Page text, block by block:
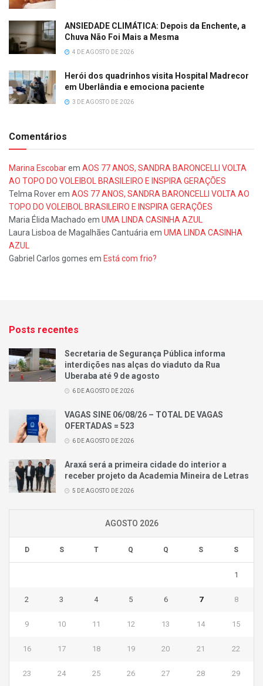
ANSIEDADE CLIMÁTICA: Depois da Enchente, a
Chuva Não Foi Mais a Mesma
4 DE AGOSTO DE 2026
Herói dos quadrinhos visita Hospital Madrecor
em Uberlândia e emociona paciente
3 DE AGOSTO DE 2026
Comentários
Marina Escobarem AOS 77 ANOS, SANDRA BARONCELLI VOLTA
AO TOPO DO VOLEIBOL BRASILEIRO E INSPIRA GERAÇÕES
Telma Roverem AOS 77 ANOS, SANDRA BARONCELLI VOLTA AO
TOPO DO VOLEIBOL BRASILEIRO E INSPIRA GERAÇÕES
Maria Élida Machado em UMA LINDA CASINHA AZUL
Laura Lisboa de Magalhães Cantuária em UMA LINDA CASINHA
AZUL
Gabriel Carlos gomes em Está com frio?
Posts recentes
Secretaria de Segurança Pública informa
interdições nas alças do viaduto da Rua
Uberaba até 9 de agosto
6 DE AGOSTO DE 2026
VAGAS SINE 06/08/26 – TOTAL DE VAGAS
OFERTADAS = 523
6 DE AGOSTO DE 2026
Araxá será a primeira cidade do interior a
receber projeto da Academia Mineira de Letras
5 DE AGOSTO DE 2026
AGOSTO 2026
D S T Q Q S S
1
2 3 4 5 6 7 8
9 10 11 12 13 14 15
16 17 18 19 20 21 22
23 24 25 26 27 28 29